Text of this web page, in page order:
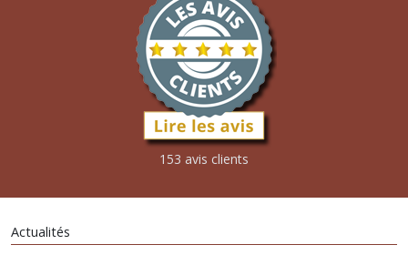
153 avis clients
Actualités